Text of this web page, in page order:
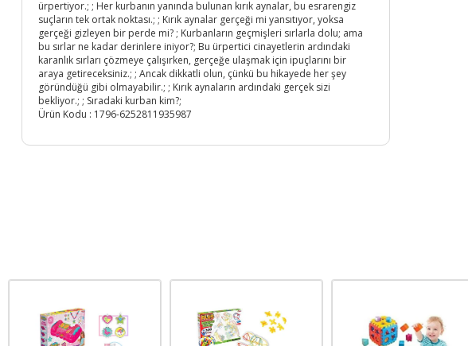
ürpertiyor.; ; Her kurbanın yanında bulunan kırık aynalar, bu esrarengiz
suçların tek ortak noktası.; ; Kırık aynalar gerçeği mi yansıtıyor, yoksa
gerçeği gizleyen bir perde mi? ; Kurbanların geçmişleri sırlarla dolu; ama
bu sırlar ne kadar derinlere iniyor?; Bu ürpertici cinayetlerin ardındaki
karanlık sırları çözmeye çalışırken, gerçeğe ulaşmak için ipuçlarını bir
araya getireceksiniz.; ; Ancak dikkatli olun, çünkü bu hikayede her şey
göründüğü gibi olmayabilir.; ; Kırık aynaların ardındaki gerçek sizi
bekliyor.; ; Sıradaki kurban kim?;
Ürün Kodu : 1796-6252811935987